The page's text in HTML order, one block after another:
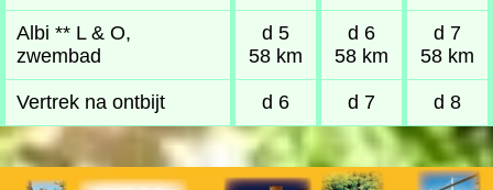
Albi ** L & O,
zwembad
d 5
58 km
d 6
58 km
d 7
58 km
Vertrek na ontbijt d 6 d 7 d 8